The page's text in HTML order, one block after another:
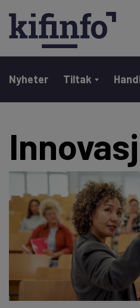
hovedinnhold
Main navigation
Nyheter Tiltak